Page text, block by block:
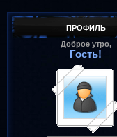
ПРОФИЛЬ
Доброе утро,
Гость!